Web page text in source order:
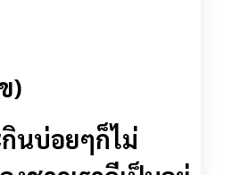
)
นบ่อยๆก็ไม่